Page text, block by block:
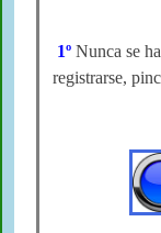
1º Nunca se
registrarse,